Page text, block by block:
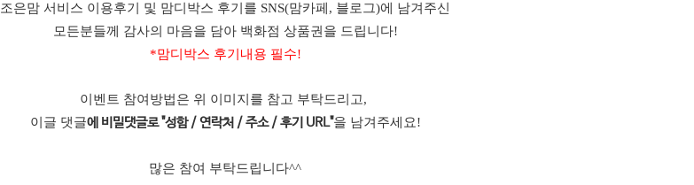
조은맘 서비스 이용후기 및 맘디박스 후기를 SNS(맘카페, 블로그)에 남겨주신
모든분들께 감사의 마음을 담아 백화점 상품권을 드립니다!
*맘디박스 후기내용 필수!
이벤트 참여방법은 위 이미지를 참고 부탁드리고,
이글 댓글에 비밀댓글로 "성함 / 연락처 / 주소 / 후기 URL"을 남겨주세요!
많은 참여 부탁드립니다^^